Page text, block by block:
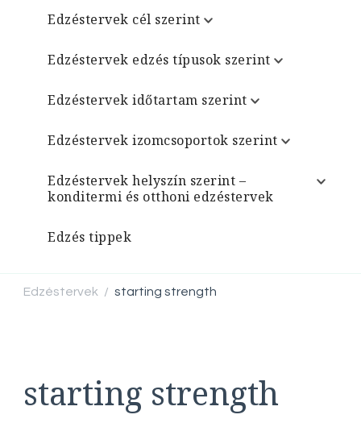
Edzéstervek cél szerint
Edzéstervek edzés típusok szerint
Edzéstervek időtartam szerint
Edzéstervek izomcsoportok szerint
Edzéstervek helyszín szerint –
konditermi és otthoni edzéstervek
Edzés tippek
Edzéstervek / starting strength
starting strength